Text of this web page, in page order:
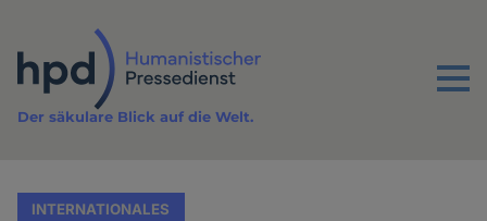
Inhalt
Menu
Der säkulare Blick auf die Welt.
INTERNATIONALES